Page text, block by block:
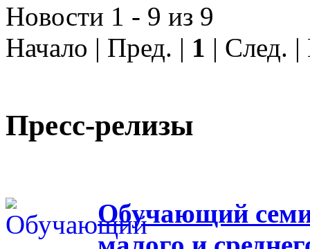
Новости 1 - 9 из 9
Начало | Пред. | 1 | След.
Пресс-релизы
Обучающий